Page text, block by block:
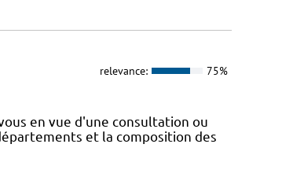
relevance: 75%
en vue d'une consultation ou
et la composition des